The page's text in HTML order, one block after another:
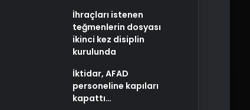
İhraçları istenen
teğmenlerin dosyası
ikinci kez disiplin
kurulunda
İktidar, AFAD
personeline kapıları
kapattı…